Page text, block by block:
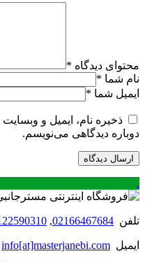
محتوای دیدگاه *
نام شما *
ایمیل شما *
ذخیره نام، ایمیل و
دوباره دیدگاهی می‌نویسم.
.
تلفن 02166467684
,
ایمیل info[at]masterjanebi.com